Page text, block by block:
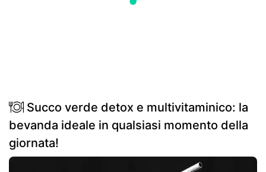
Succo verde detox e multivitaminico: la
bevanda ideale in qualsiasi momento della
giornata!